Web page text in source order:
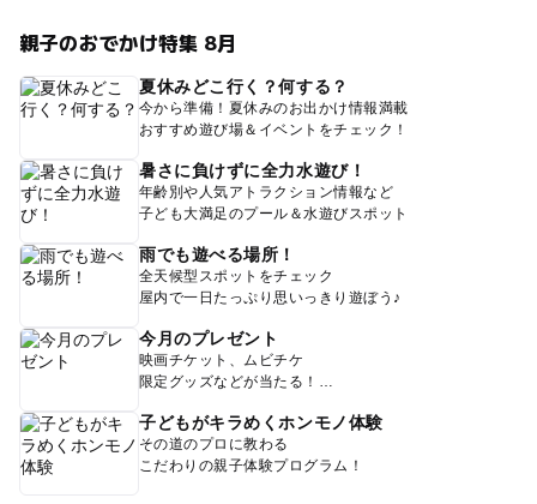
親子のおでかけ特集 8月
夏休みどこ行く？何する？
今から準備！夏休みのお出かけ情報満載
おすすめ遊び場＆イベントをチェック！
暑さに負けずに全力水遊び！
年齢別や人気アトラクション情報など
子ども大満足のプール＆水遊びスポット
雨でも遊べる場所！
全天候型スポットをチェック
屋内で一日たっぷり思いっきり遊ぼう♪
今月のプレゼント
映画チケット、ムビチケ
限定グッズなどが当たる！
子どもがキラめくホンモノ体験
その道のプロに教わる
こだわりの親子体験プログラム！